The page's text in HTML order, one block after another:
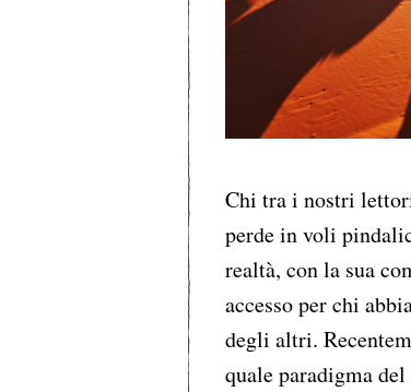
Chi tra i nostri
perde in voli
realtà, con la sua
accesso per chi
degli altri.
quale paradigma